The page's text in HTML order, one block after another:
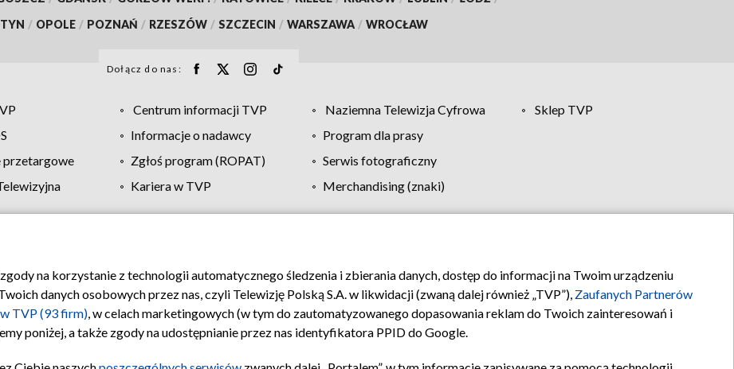
/ OPOLE / POZNAŃ / RZESZÓW / SZCZECIN / WARSZAWA / WROCŁAW
Dołącz do nas:
Centrum informacji TVP Naziemna Telewizja Cyfrowa
Sklep TVP
Informacje o nadawcy
Program dla prasy
przetargowe Zgłoś program (ROPAT)
Serwis fotograficzny
Kariera w TVP
Merchandising (znaki)
Polityka prywatności Moje zgody Pomoc Biuro reklamy Kontakt
na korzystanie z technologii automatycznego śledzenia i zbierania danych, dostęp do informacji na Twoim urządzeniu
danych osobowych przez nas, czyli Telewizję Polską S.A. w likwidacji (zwaną dalej również „TVP”), Zaufanych Partnerów
TVP (93 firm), w celach marketingowych (w tym do zautomatyzowanego dopasowania reklam do Twoich zainteresowań i
poniżej, a także zgody na udostępnianie przez nas identyfikatora PPID do Google.